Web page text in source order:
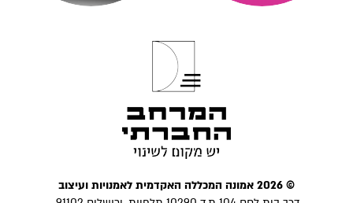
© 2026 אמונה המכללה האקדמית לאמנויות ועיצוב